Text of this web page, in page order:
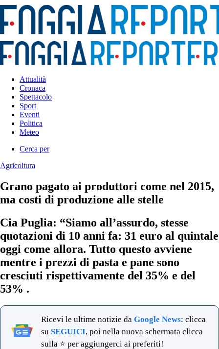
Attualità
Cronaca
Spettacolo
Sport
Eventi
Politica
Meteo
Cerca per
Agricoltura
Grano pagato ai produttori come nel 2015,
ma costi di produzione alle stelle
Cia Puglia: “Siamo all’assurdo, stesse
quotazioni di 10 anni fa: 31 euro al quintale
oggi come allora. Tutto questo avviene
mentre i prezzi di pasta e pane sono
cresciuti rispettivamente del 35% e del
53% .
Ricevi le ultime notizie da Google News: clicca
su SEGUICI, poi nella nuova schermata clicca
sulla ⭐ per aggiungerci ai preferiti!